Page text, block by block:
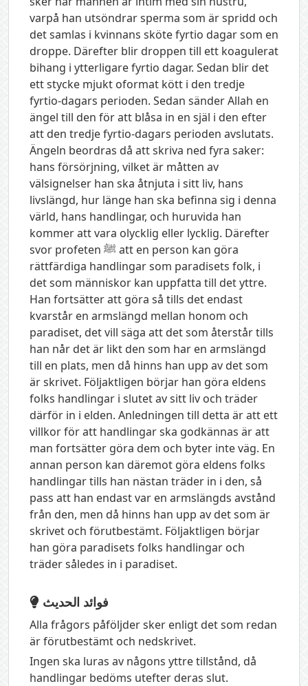
varpå han utsöndrar sperma som är spridd och
det samlas i kvinnans sköte fyrtio dagar som en
droppe. Därefter blir droppen till ett koagulerat
bihang i ytterligare fyrtio dagar. Sedan blir det
ett stycke mjukt oformat kött i den tredje
fyrtio-dagars perioden. Sedan sänder Allah en
ängel till den för att blåsa in en själ i den efter
att den tredje fyrtio-dagars perioden avslutats.
Ängeln beordras då att skriva ned fyra saker:
hans försörjning, vilket är måtten av
välsignelser han ska åtnjuta i sitt liv, hans
livslängd, hur länge han ska befinna sig i denna
värld, hans handlingar, och huruvida han
kommer att vara olycklig eller lycklig. Därefter
svor profeten ﷺ att en person kan göra
rättfärdiga handlingar som paradisets folk, i
det som människor kan uppfatta till det yttre.
Han fortsätter att göra så tills det endast
kvarstår en armslängd mellan honom och
paradiset, det vill säga att det som återstår tills
han når det är likt den som har en armslängd
till en plats, men då hinns han upp av det som
är skrivet. Följaktligen börjar han göra eldens
folks handlingar i slutet av sitt liv och träder
därför in i elden. Anledningen till detta är att ett
villkor för att handlingar ska godkännas är att
man fortsätter göra dem och byter inte väg. En
annan person kan däremot göra eldens folks
handlingar tills han nästan träder in i den, så
pass att han endast var en armslängds avstånd
från den, men då hinns han upp av det som är
skrivet och förutbestämt. Följaktligen börjar
han göra paradisets folks handlingar och
träder således in i paradiset.
فوائد الحديث
Alla frågors påföljder sker enligt det som redan
är förutbestämt och nedskrivet.
Ingen ska luras av någons yttre tillstånd, då
handlingar bedöms utefter deras slut.